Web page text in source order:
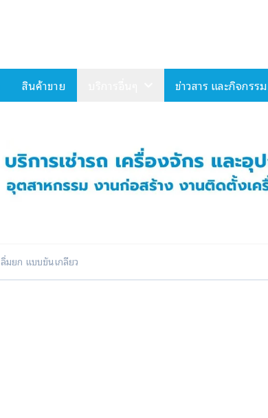
สินค้าขาย ข่าวสาร และกิจกรรม
ลิ่มยก แบบขันเกลียว